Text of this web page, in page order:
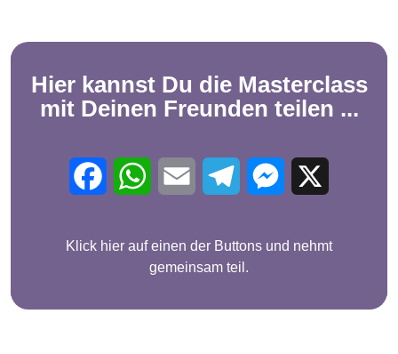
Hier kannst Du die Masterclass
mit Deinen Freunden teilen ...
FacebookWhatsAppEmail TelegramMessenger
Klick hier auf einen der Buttons und nehmt
gemeinsam teil.